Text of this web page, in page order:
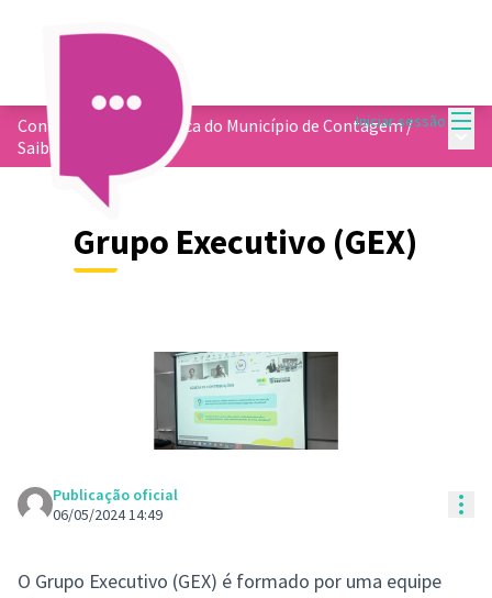
Iniciar sessão
Conformidade Climática do Município de Contagem/
Saiba mais
Grupo Executivo (GEX)
Publicação oficial
06/05/2024 14:49
O Grupo Executivo (GEX) é formado por uma equipe